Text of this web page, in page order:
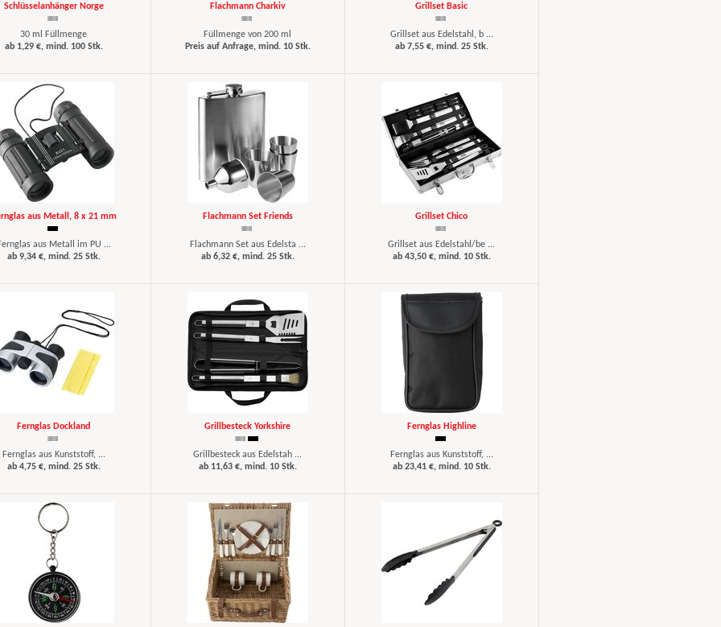
Schlüsselanhänger Norge
30 ml Füllmenge
ab 1,29 €, mind. 100 Stk.
Flachmann Charkiv
Füllmenge von 200 ml
Preis auf Anfrage, mind. 10 Stk.
Grillset Basic
Grillset aus Edelstahl, b ...
ab 7,55 €, mind. 25 Stk.
aus Metall, 8 x 21 mm
aus Metall im PU ...
ab 9,34 €, mind. 25 Stk.
Flachmann Set Friends
Flachmann Set aus Edelsta ...
ab 6,32 €, mind. 25 Stk.
Grillset Chico
Grillset aus Edelstahl/be ...
ab 43,50 €, mind. 10 Stk.
Fernglas Dockland
Fernglas aus Kunststoff, ...
ab 4,75 €, mind. 25 Stk.
Grillbesteck Yorkshire
Grillbesteck aus Edelstah ...
ab 11,63 €, mind. 10 Stk.
Fernglas Highline
Fernglas aus Kunststoff, ...
ab 23,41 €, mind. 10 Stk.